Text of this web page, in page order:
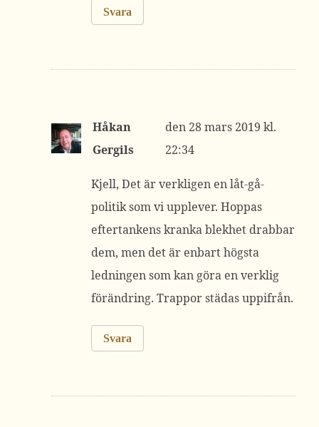
Svara
Håkan
Gergils
28 mars 2019 kl.
22:34
Kjell, Det är verkligen en låt-gå-
politik som vi upplever. Hoppas
eftertankens kranka blekhet drabbar
dem, men det är enbart högsta
ledningen som kan göra en verklig
förändring. Trappor städas uppifrån.
Svara